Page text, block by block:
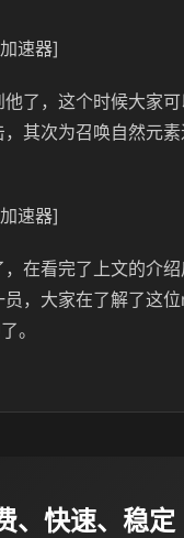
速器]
了，这个时候大家
其次为召唤自然元
速器]
在看完了上文的介
，大家在了解了这
。
、快速、稳定